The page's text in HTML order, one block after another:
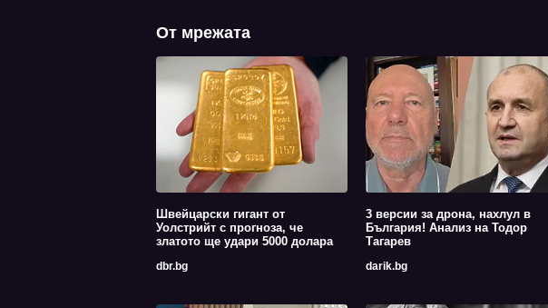
От мрежата
Швейцарски гигант от
Уолстрийт с прогноза, че
златото ще удари 5000 долара
dbr.bg
3 версии за дрона, нахлул в
България! Анализ на Тодор
Тагарев
darik.bg